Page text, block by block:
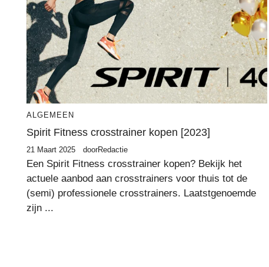
ALGEMEEN
Spirit Fitness crosstrainer kopen [2023]
21 Maart 2025 doorRedactie
Een Spirit Fitness crosstrainer kopen? Bekijk het
actuele aanbod aan crosstrainers voor thuis tot de
(semi) professionele crosstrainers. Laatstgenoemde
zijn ...